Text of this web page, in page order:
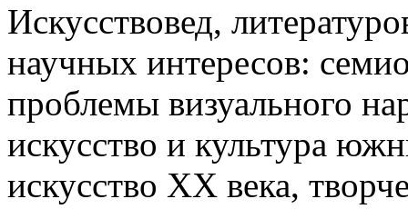
Искусствовед,
научных интересов:
проблемы визуального
искусство и культура
искусство ХХ века,